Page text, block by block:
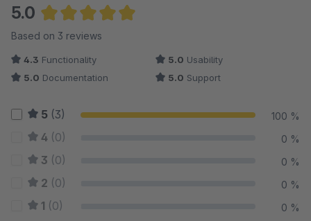
5.0
Average rating of 5 out of 5 stars
Based on 3 reviews
4.3 Functionality 5.0 Usability
5.0 Documentation 5.0 Support
5 (3) 100 %
4 (0) 0 %
3 (0) 0 %
2 (0) 0 %
1 (0) 0 %